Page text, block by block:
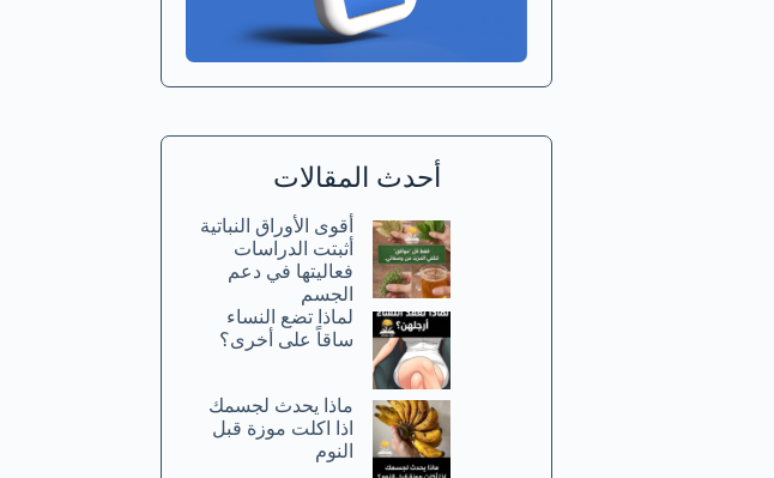
أحدث المقالات
أقوى الأوراق النباتية
أثبتت الدراسات
فعاليتها في دعم
الجسم
لماذا تضع النساء
ساقاً على أخرى؟
ماذا يحدث لجسمك
اذا اكلت موزة قبل
النوم